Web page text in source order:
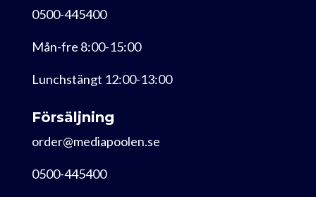
0500-445400
Mån-fre 8:00-15:00
Lunchstängt 12:00-13:00
Försäljning
order@mediapoolen.se
0500-445400